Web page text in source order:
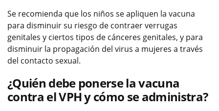
Se recomienda que los niños se apliquen la vacuna
para disminuir su riesgo de contraer verrugas
genitales y ciertos tipos de cánceres genitales, y para
disminuir la propagación del virus a mujeres a través
del contacto sexual.
¿Quién debe ponerse la vacuna
contra el VPH y cómo se administra?